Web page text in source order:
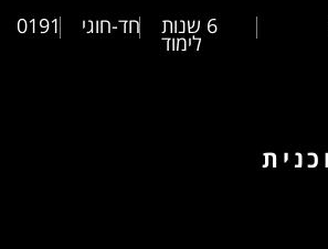
6 שנות
לימוד
חד-חוגי 0191